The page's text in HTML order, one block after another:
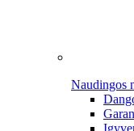
Naudingos